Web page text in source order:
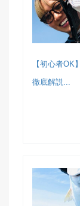
【初心者
徹底解説...